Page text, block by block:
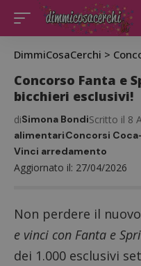
DimmiCosaCerchi >
Concorso Fanta e
bicchieri esclusivi!
Aggiornato il: 27/04/2026
diSimona BondiScritto il 8
alimentariConcorsi
Vinci arredamento
Non perdere il
e vinci con Fanta e
dei 1.000 esclusivi